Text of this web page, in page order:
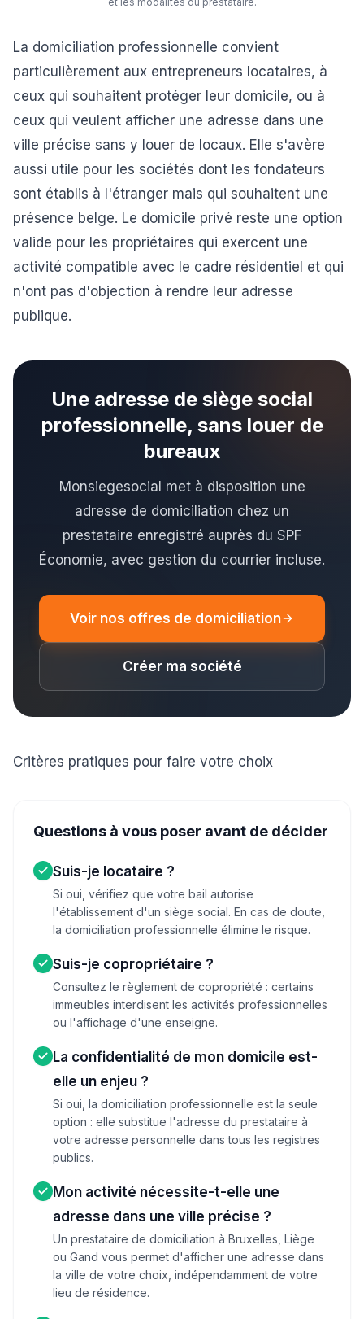
La domiciliation professionnelle convient
particulièrement aux entrepreneurs locataires, à
ceux qui souhaitent protéger leur domicile, ou à
ceux qui veulent afficher une adresse dans une
ville précise sans y louer de locaux. Elle s'avère
aussi utile pour les sociétés dont les fondateurs
sont établis à l'étranger mais qui souhaitent une
présence belge. Le domicile privé reste une option
valide pour les propriétaires qui exercent une
activité compatible avec le cadre résidentiel et qui
n'ont pas d'objection à rendre leur adresse
publique.
Une adresse de siège social
professionnelle, sans louer de
bureaux
Monsiegesocial met à disposition une
adresse de domiciliation chez un
prestataire enregistré auprès du SPF
Économie, avec gestion du courrier incluse.
Voir nos offres de domiciliation
Créer ma société
Critères pratiques pour faire votre choix
Questions à vous poser avant de décider
Suis-je locataire ?
Si oui, vérifiez que votre bail autorise
l'établissement d'un siège social. En cas de doute,
la domiciliation professionnelle élimine le risque.
Suis-je copropriétaire ?
Consultez le règlement de copropriété : certains
immeubles interdisent les activités professionnelles
ou l'affichage d'une enseigne.
La confidentialité de mon domicile est-
elle un enjeu ?
Si oui, la domiciliation professionnelle est la seule
option : elle substitue l'adresse du prestataire à
votre adresse personnelle dans tous les registres
publics.
Mon activité nécessite-t-elle une
adresse dans une ville précise ?
Un prestataire de domiciliation à Bruxelles, Liège
ou Gand vous permet d'afficher une adresse dans
la ville de votre choix, indépendamment de votre
lieu de résidence.